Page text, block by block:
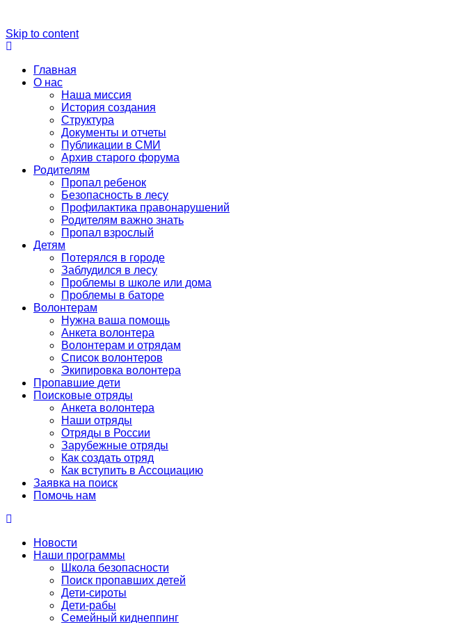
Skip to content
Главная
О нас
Наша миссия
История создания
Структура
Документы и отчеты
Публикации в СМИ
Архив старого форума
Родителям
Пропал ребенок
Безопасность в лесу
Профилактика правонарушений
Родителям важно знать
Пропал взрослый
Детям
Потерялся в городе
Заблудился в лесу
Проблемы в школе или дома
Проблемы в баторе
Волонтерам
Нужна ваша помощь
Анкета волонтера
Волонтерам и отрядам
Список волонтеров
Экипировка волонтера
Пропавшие дети
Поисковые отряды
Анкета волонтера
Наши отряды
Отряды в России
Зарубежные отряды
Как создать отряд
Как вступить в Ассоциацию
Заявка на поиск
Помочь нам
Новости
Наши программы
Школа безопасности
Поиск пропавших детей
Дети-сироты
Дети-рабы
Семейный киднеппинг